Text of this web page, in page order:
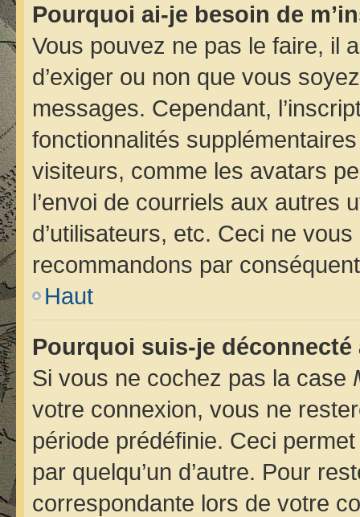
Pourquoi ai-je besoin de
Vous pouvez ne pas le faire, il
d’exiger ou non que vous
messages. Cependant,
fonctionnalités
visiteurs, comme les avatars
l’envoi de courriels aux autres
d’utilisateurs, etc. Ceci ne
recommandons par
Haut
Pourquoi suis-je
Si vous ne cochez pas la case
votre connexion, vous ne
période prédéfinie. Ceci
par quelqu’un d’autre. Pour
correspondante lors de votre